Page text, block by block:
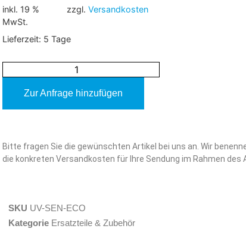
inkl. 19 %
MwSt.
zzgl.Versandkosten
Lieferzeit: 5 Tage
Zur Anfrage hinzufügen
Bitte fragen Sie die gewünschten Artikel bei uns an. Wir
die konkreten Versandkosten für Ihre Sendung im Rahmen des
SKU UV-SEN-ECO
Kategorie Ersatzteile & Zubehör